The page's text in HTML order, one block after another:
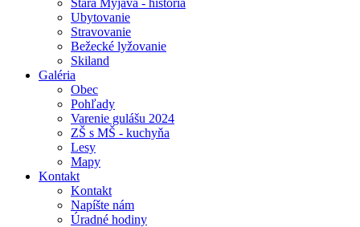
Stará Myjava - história
Ubytovanie
Stravovanie
Bežecké lyžovanie
Skiland
Galéria
Obec
Pohľady
Varenie gulášu 2024
ZŠ s MŠ - kuchyňa
Lesy
Mapy
Kontakt
Kontakt
Napíšte nám
Úradné hodiny